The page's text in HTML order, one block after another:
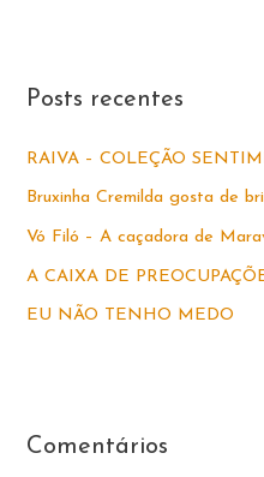
s
o
r
Posts recentes
RAIVA – COLEÇÃO
Bruxinha Cremilda gosta de
Vó Filó – A caçadora de
A CAIXA DE
EU NÃO TENHO MEDO
Comentários